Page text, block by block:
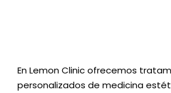
En Lemon Clinic ofrecemos
personalizados de medicina